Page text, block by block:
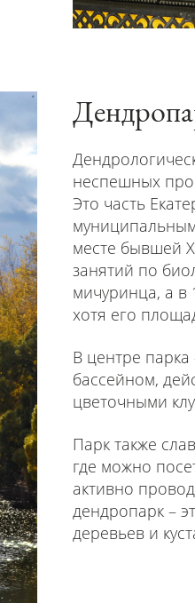
неспешных
Это часть
месте бывшей
занятий по
мичуринца, а в
хотя его
В центре
бассейном,
цветочными
Парк также
где можно
активно
дендропарк –
деревьев и